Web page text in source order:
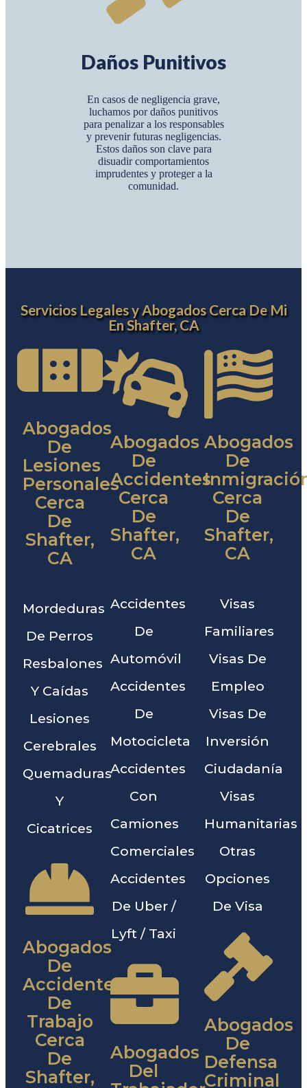
Daños Punitivos
En casos de negligencia grave,
luchamos por daños punitivos
para penalizar a los responsables
y prevenir futuras negligencias.
Estos daños son clave para
disuadir comportamientos
imprudentes y proteger a la
comunidad.
Servicios Legales y Abogados Cerca De Mi
En Shafter, CA
Abogados
De
Lesiones
Personales
Cerca
De
Shafter,
CA
Mordeduras
De Perros
Resbalones
Y Caídas
Lesiones
Cerebrales
Quemaduras
Y
Cicatrices
Abogados
De
Accidentes
De
Trabajo
Cerca
De
Shafter,
Abogados
De
Accidentes
Cerca
De
Shafter,
CA
Accidentes
De
Automóvil
Accidentes
De
Motocicleta
Accidentes
Con
Camiones
Comerciales
Accidentes
De Uber /
Lyft / Taxi
Abogados
Del
Abogados
De
Cerca
De
Shafter,
CA
Visas
Familiares
Visas De
Empleo
Visas De
Inversión
Ciudadanía
Visas
Humanitarias
Otras
Opciones
De Visa
Abogados
De
Defensa
Criminal